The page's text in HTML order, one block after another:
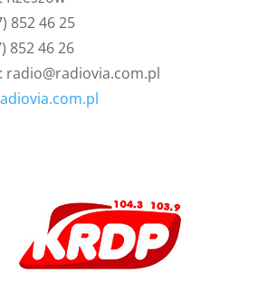
852 46 25
852 46 26
radio@radiovia.com.pl